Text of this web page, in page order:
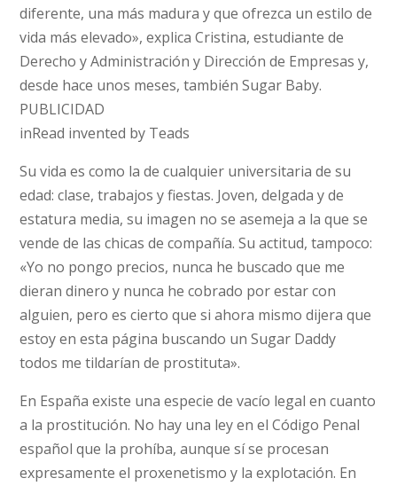
diferente, una más madura y que ofrezca un estilo de
vida más elevado», explica Cristina, estudiante de
Derecho y Administración y Dirección de Empresas y,
desde hace unos meses, también Sugar Baby.
PUBLICIDAD
inRead invented by Teads
Su vida es como la de cualquier universitaria de su
edad: clase, trabajos y fiestas. Joven, delgada y de
estatura media, su imagen no se asemeja a la que se
vende de las chicas de compañía. Su actitud, tampoco:
«Yo no pongo precios, nunca he buscado que me
dieran dinero y nunca he cobrado por estar con
alguien, pero es cierto que si ahora mismo dijera que
estoy en esta página buscando un Sugar Daddy
todos me tildarían de prostituta».
En España existe una especie de vacío legal en cuanto
a la prostitución. No hay una ley en el Código Penal
español que la prohíba, aunque sí se procesan
expresamente el proxenetismo y la explotación. En